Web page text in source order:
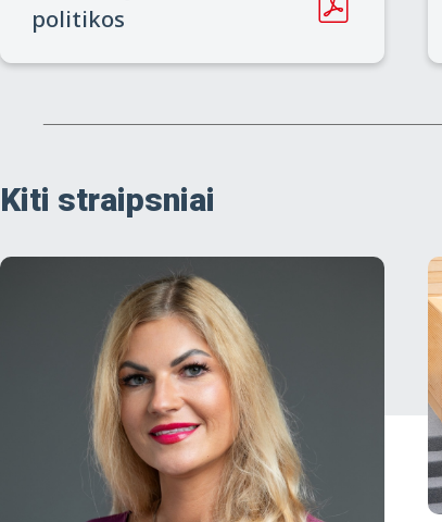
politikos
Kiti straipsniai